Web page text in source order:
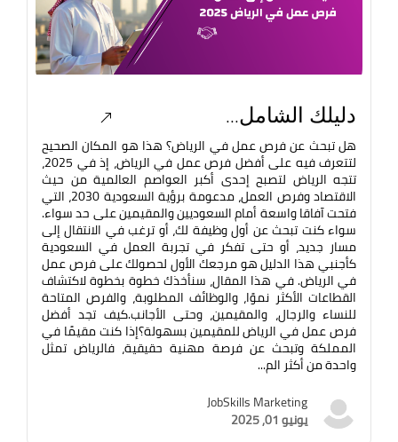
دليلك الشامل...
هل تبحث عن فرص عمل في الرياض؟ هذا هو المكان الصحيح
لتتعرف فيه على أفضل فرص عمل في الرياض، إذ في 2025،
تتجه الرياض لتصبح إحدى أكبر العواصم العالمية من حيث
الاقتصاد وفرص العمل، مدعومة برؤية السعودية 2030، التي
فتحت آفاقا واسعة أمام السعوديين والمقيمين على حد سواء.
سواء كنت تبحث عن أول وظيفة لك، أو ترغب في الانتقال إلى
مسار جديد، أو حتى تفكر في تجربة العمل في السعودية
كأجنبي هذا الدليل هو مرجعك الأول لحصولك على فرص عمل
في الرياض. في هذا المقال، سنأخذك خطوة بخطوة لاكتشاف
القطاعات الأكثر نموًا، والوظائف المطلوبة، والفرص المتاحة
للنساء والرجال، والمقيمين، وحتى الأجانب.كيف تجد أفضل
فرص عمل في الرياض للمقيمين بسهولة؟إذا كنت مقيمًا في
المملكة وتبحث عن فرصة مهنية حقيقية، فالرياض تمثل
واحدة من أكثر الم...
JobSkills Marketing
يونيو 01, 2025